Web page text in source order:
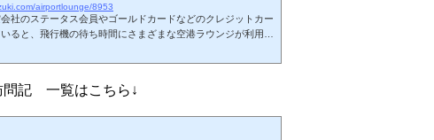
airportlounge/8953
社のステータス会員やゴールドカードなどのクレジットカー
いると、飛行機の待ち時間にさまざまな空港ラウンジが利用で
ました。いわゆるカードラウンジや航空会社ラウンジ以外も
リンク先は私の空港やラウンジの体験記となります。略語
ポンサーリ...
問記 一覧はこちら↓